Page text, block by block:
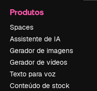
Produtos
Spaces
Assistente de IA
Gerador de imagens
Gerador de vídeos
Texto para voz
Conteúdo de stock